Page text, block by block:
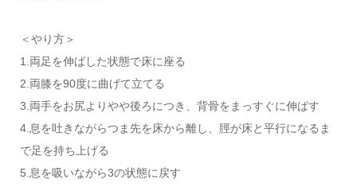
＜やり方＞
1.両足を伸ばした状態で床に座る
2.両膝を90度に曲げて立てる
3.両手をお尻よりやや後ろにつき、背骨をまっすぐに伸ばす
4.息を吐きながらつま先を床から離し、脛が床と平行になるま
で足を持ち上げる
5.息を吸いながら3の状態に戻す